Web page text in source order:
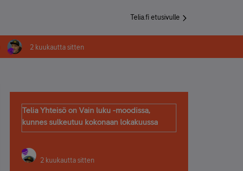
Telia.fi etusivulle
2 kuukautta sitten
Telia Yhteisö on Vain luku -moodissa,
kunnes sulkeutuu kokonaan lokakuussa
2 kuukautta sitten